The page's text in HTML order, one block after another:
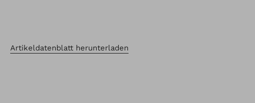
Artikeldatenblatt herunterladen